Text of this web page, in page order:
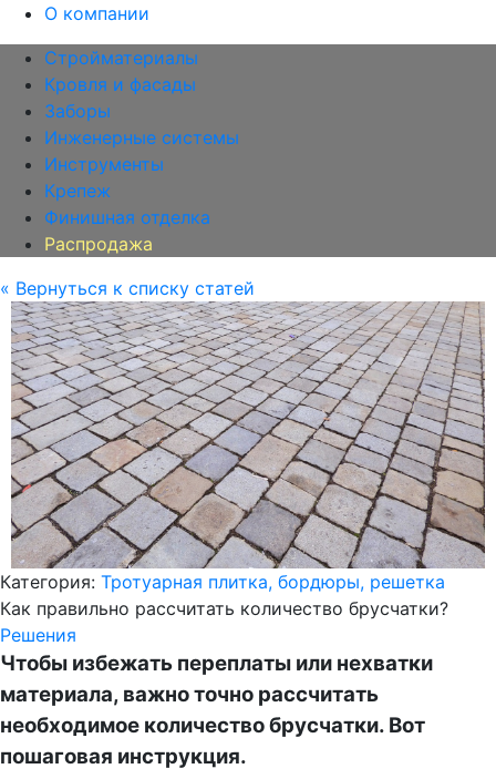
О компании
Стройматериалы
Кровля и фасады
Заборы
Инженерные системы
Инструменты
Крепеж
Финишная отделка
Распродажа
« Вернуться к списку статей
Категория: Тротуарная плитка, бордюры, решетка
Как правильно рассчитать количество брусчатки?
Решения
Чтобы избежать переплаты или нехватки
материала, важно точно рассчитать
необходимое количество брусчатки. Вот
пошаговая инструкция.